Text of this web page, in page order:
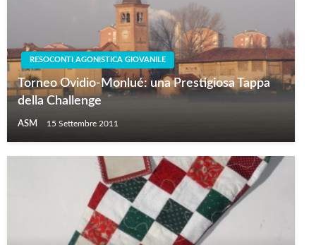
RESOCONTI AGONISTICA GIOVANILE
Torneo Ovidio-Monlué: una Prestigiosa Tappa
della Challenge
ASM 15 Settembre 2011